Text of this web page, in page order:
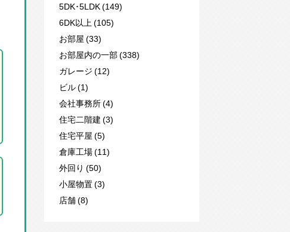
5DK･5LDK (149)
6DK以上 (105)
お部屋 (33)
お部屋内の一部 (338)
ガレージ (12)
ビル (1)
会社事務所 (4)
住宅二階建 (3)
住宅平屋 (5)
倉庫工場 (11)
外回り (50)
小屋物置 (3)
店舗 (8)